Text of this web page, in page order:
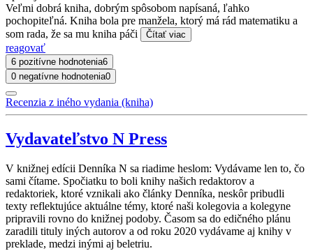
Veľmi dobrá kniha, dobrým spôsobom napísaná, ľahko
pochopiteľná. Kniha bola pre manžela, ktorý má rád matematiku a
som rada, že sa mu kniha páči
Čítať viac
reagovať
6 pozitívne hodnotenia6
0 negatívne hodnotenia0
Recenzia z iného vydania (kniha)
Vydavateľstvo N Press
V knižnej edícii Denníka N sa riadime heslom: Vydávame len to, čo
sami čítame. Spočiatku to boli knihy našich redaktorov a
redaktoriek, ktoré vznikali ako články Denníka, neskôr pribudli
texty reflektujúce aktuálne témy, ktoré naši kolegovia a kolegyne
pripravili rovno do knižnej podoby. Časom sa do edičného plánu
zaradili tituly iných autorov a od roku 2020 vydávame aj knihy v
preklade, medzi inými aj beletriu.